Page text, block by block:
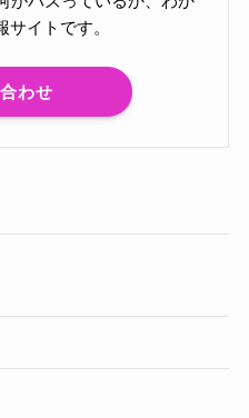
イトです。
わせ